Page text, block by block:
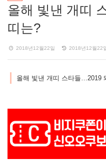
올해 빛낸 개띠 스타들…2019 돼지
띠는?
2018년12월22일 2018년12월22
올해 빛낸 개띠 스타들…2019